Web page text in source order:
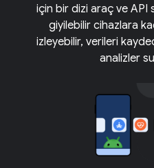
için bir dizi araç ve API
giyilebilir cihazlara
izleyebilir, verileri
analizler